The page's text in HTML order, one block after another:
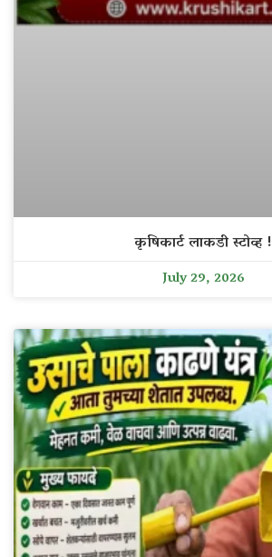
कृषिकार्ट लाकडी स्टोव्ह !
July 29, 2026